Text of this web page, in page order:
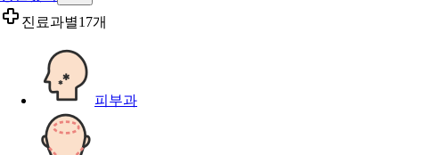
진료과별17개
피부과